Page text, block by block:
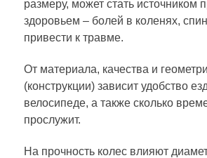
размеру, может стать источником
здоровьем – болей в коленях,
привести к травме.
От материала, качества и
(конструкции) зависит удобство
велосипеде, а также сколько
прослужит.
На прочность колес влияют